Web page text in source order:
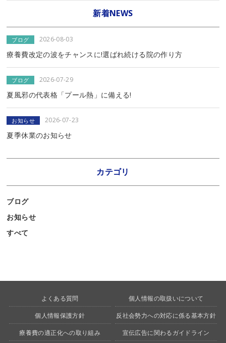
新着NEWS
ブログ 2026-08-03
療養費改定の波をチャンスに!選ばれ続ける院の作り方
ブログ 2026-07-29
夏風邪の代表格「プール熱」に備える!
お知らせ 2026-07-23
夏季休業のお知らせ
カテゴリ
ブログ
お知らせ
すべて
よくある質問 個人情報の取扱いについて
個人情報保護方針 反社会勢力への対応に係る基本方針
療養費の適正化への取り組み 宣伝広告に関わるガイドライン